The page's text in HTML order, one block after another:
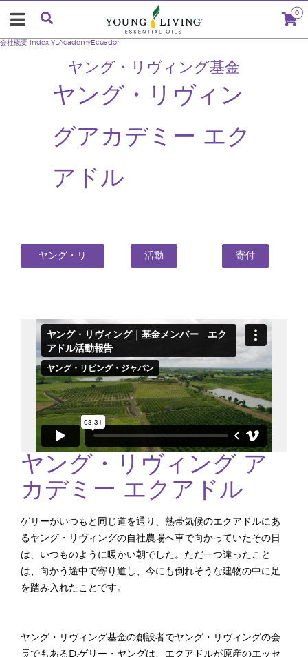
0
ヤング・リヴィング基金
ヤング・リヴィン
グアカデミー エク
アドル
会社概要 index YLAcademyEcuador
ヤング・リ 活動 寄付
ヤング・リヴィング ア
カデミー エクアドル
ゲリーがいつもと同じ道を通り、熱帯気候のエクアドルにあ
るヤング・リヴィングの自社農場へ車で向かっていたその日
は、いつものように暖かい朝でした。ただ一つ違ったこと
は、向かう途中で寄り道し、今にも倒れそうな建物の中に足
を踏み入れたことです。
ヤング・リヴィング基金の創設者でヤング・リヴィングの会
長でもあるD.ゲリー・ヤングは、エクアドルが原産のエッセ